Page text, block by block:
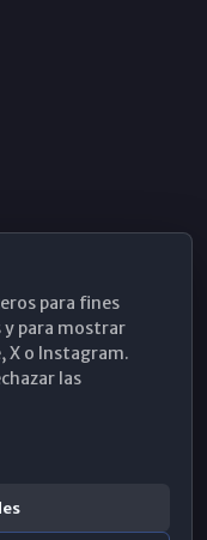
para fines
y para mostrar
X o Instagram.
las